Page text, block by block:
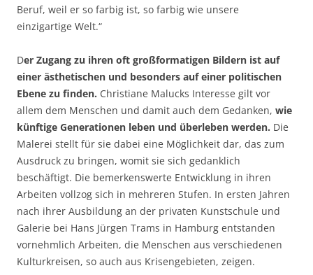
Beruf, weil er so farbig ist, so farbig wie unsere
einzigartige Welt.“
Der Zugang zu ihren oft großformatigen Bildern ist auf
einer ästhetischen und besonders auf einer politischen
Ebene zu finden. Christiane Malucks Interesse gilt vor
allem dem Menschen und damit auch dem Gedanken, wie
künftige Generationen leben und überleben werden. Die
Malerei stellt für sie dabei eine Möglichkeit dar, das zum
Ausdruck zu bringen, womit sie sich gedanklich
beschäftigt. Die bemerkenswerte Entwicklung in ihren
Arbeiten vollzog sich in mehreren Stufen. In ersten Jahren
nach ihrer Ausbildung an der privaten Kunstschule und
Galerie bei Hans Jürgen Trams in Hamburg entstanden
vornehmlich Arbeiten, die Menschen aus verschiedenen
Kulturkreisen, so auch aus Krisengebieten, zeigen.